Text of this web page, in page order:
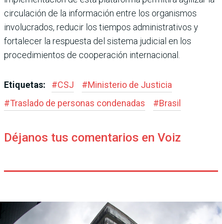
circulación de la información entre los organismos
involucrados, reducir los tiempos administrativos y
fortalecer la respuesta del sistema judicial en los
procedimientos de cooperación internacional.
Etiquetas: #CSJ #Ministerio de Justicia
#Traslado de personas condenadas #Brasil
Déjanos tus comentarios en Voiz